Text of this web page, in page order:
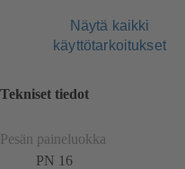
Näytä kaikki
käyttötarkoitukset
Tekniset tiedot
Pesän paineluokka
PN 16